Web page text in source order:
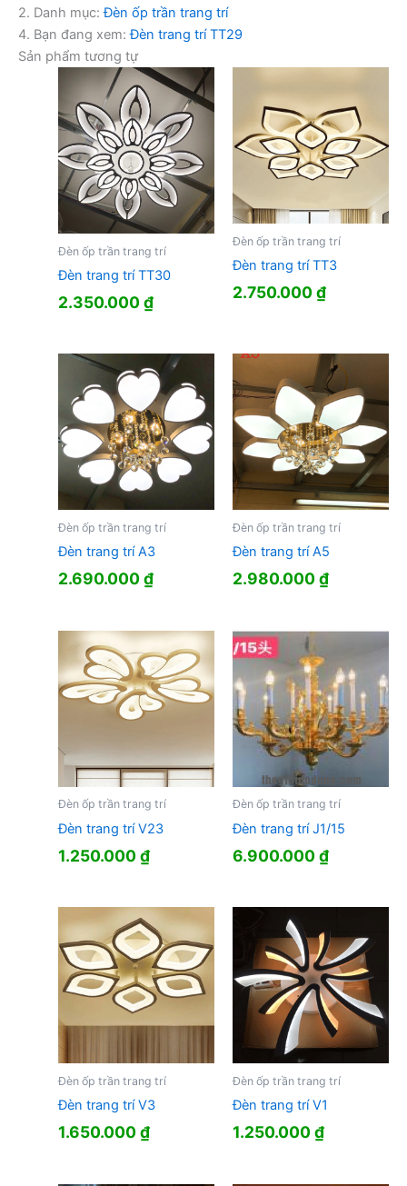
2. Danh mục:Đèn ốp trần trang trí
4. Bạn đang xem:Đèn trang trí TT29
Sản phẩm tương tự
Đèn ốp trần trang trí
Đèn trang trí TT30
2.350.000₫
Đèn ốp trần trang trí
Đèn trang trí TT3
2.750.000₫
Đèn ốp trần trang trí
Đèn trang trí A3
2.690.000₫
Đèn ốp trần trang trí
Đèn trang trí A5
2.980.000₫
Đèn ốp trần trang trí
Đèn trang trí V23
1.250.000₫
Đèn ốp trần trang trí
Đèn trang trí J1/15
6.900.000₫
Đèn ốp trần trang trí
Đèn trang trí V3
1.650.000₫
Đèn ốp trần trang trí
Đèn trang trí V1
1.250.000₫